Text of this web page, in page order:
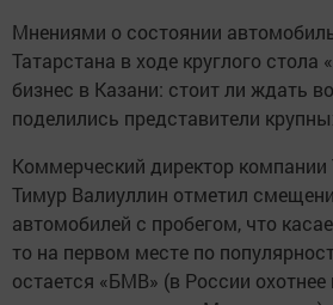
Мнениями о состоянии
Татарстана в ходе круглого
бизнес в Казани: стоит ли ждать
поделились представители
Коммерческий директор компании
Тимур Валиуллин отметил
автомобилей с пробегом, что
то на первом месте по
остается «БМВ» (в России охотнее